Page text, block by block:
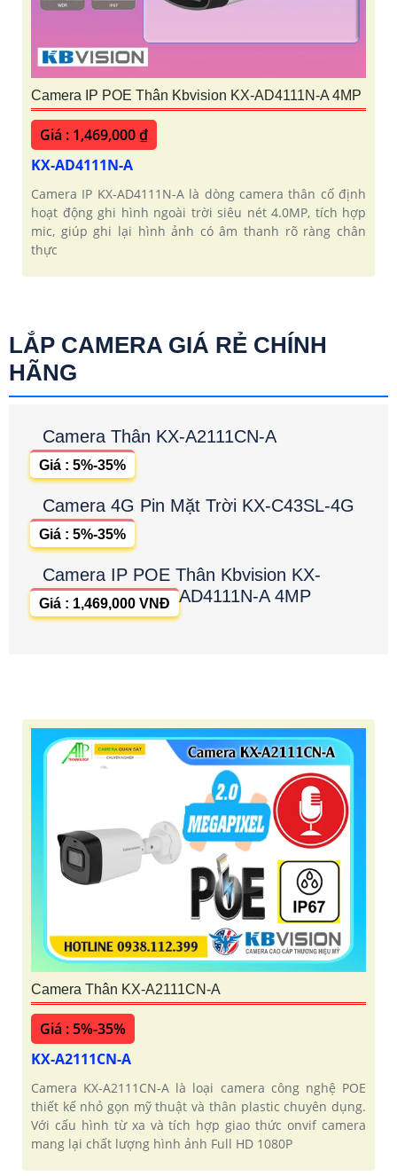
Camera IP POE Thân Kbvision KX-AD4111N-A 4MP
Giá : 1,469,000 ₫
KX-AD4111N-A
Camera IP KX-AD4111N-A là dòng camera thân cố định
hoạt động ghi hình ngoài trời siêu nét 4.0MP, tích hợp
mic, giúp ghi lại hình ảnh có âm thanh rõ ràng chân
thực
LẮP CAMERA GIÁ RẺ CHÍNH
HÃNG
Camera Thân KX-A2111CN-A
Giá : 5%-35%
Camera 4G Pin Mặt Trời KX-C43SL-4G
Giá : 5%-35%
Camera IP POE Thân Kbvision KX-
AD4111N-A 4MP
Giá : 1,469,000 VNĐ
Camera Thân KX-A2111CN-A
Giá : 5%-35%
KX-A2111CN-A
Camera KX-A2111CN-A là loại camera công nghệ POE
thiết kế nhỏ gọn mỹ thuật và thân plastic chuyên dụng.
Với cấu hình từ xa và tích hợp giao thức onvif camera
mang lại chất lượng hình ảnh Full HD 1080P